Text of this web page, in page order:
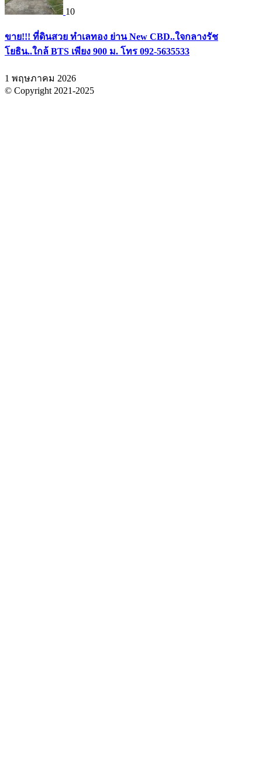
10
ขาย!!! ที่ดินสวย ทำเลทอง ย่าน New CBD..ใจกลางรัช
โยธิน..ใกล้ BTS เพียง 900 ม. โทร 092-5635533
1 พฤษภาคม 2026
© Copyright 2021-2025